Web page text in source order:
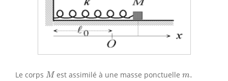
Le corps M
Mest assimilé à une masse ponctuellem.
m